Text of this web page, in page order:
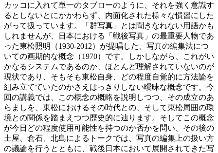
カッコに入れて単一のタブローのように、それを強く意識す
るとしないとにかかわらず、内面化された様々な慣習にした
がって扱っています。「群写真」とは聞きなれない用語かも
しれませんが、日本における「戦後写真」の最重要人物であ
った東松照明（1930-2012）が提唱した、写真の編集法につ
いての画期的な概念（1970）です。しかしながら、これがい
かなるシステムであるのか、ほとんど理解されていないのが
現状であり、そもそも東松自身、どの程度自覚的に方法論を
組み立てていたのかさえはっきりしない曖昧な概念です。今
回の講義では、この概念の概略を説明しつつ、その成立のあ
らましを、東松におけるその時代との、そして東松周囲の環
境との関係を踏まえつつ歴史的に辿ります。そしてこの概念
が今日どの程度使用可能性を持つのか否かを問い、その後の
土屋、倉石、北島によるトークでは、写真の編集上の扱い方
の議論を行うとともに、戦後日本において展開されてきた写